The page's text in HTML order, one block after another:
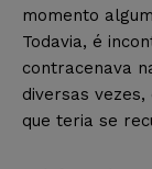
momento
Todavia, é
contracenava
diversas
que teria se